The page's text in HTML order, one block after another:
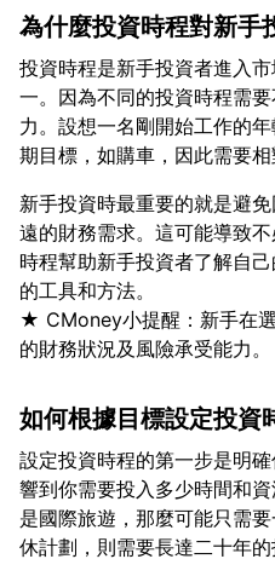
為什麼投資時程對新手
投資時程是新手投資者進入
一。因為不同的投資時程需
力。設想一名剛開始工作的
新手投資時最重要的就是避
遠的財務需求。這可能導致
時程幫助新手投資者了解自
的工具和方法。
★ CMoney小提醒：新手在
如何根據目標設定投資
設定投資時程的第一步是明
響到你需要投入多少時間和
是國際旅遊，那麼可能只需